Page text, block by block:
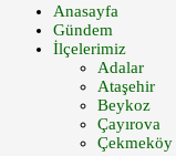
Anasayfa
Gündem
İlçelerimiz
Adalar
Ataşehir
Beykoz
Çayırova
Çekmeköy